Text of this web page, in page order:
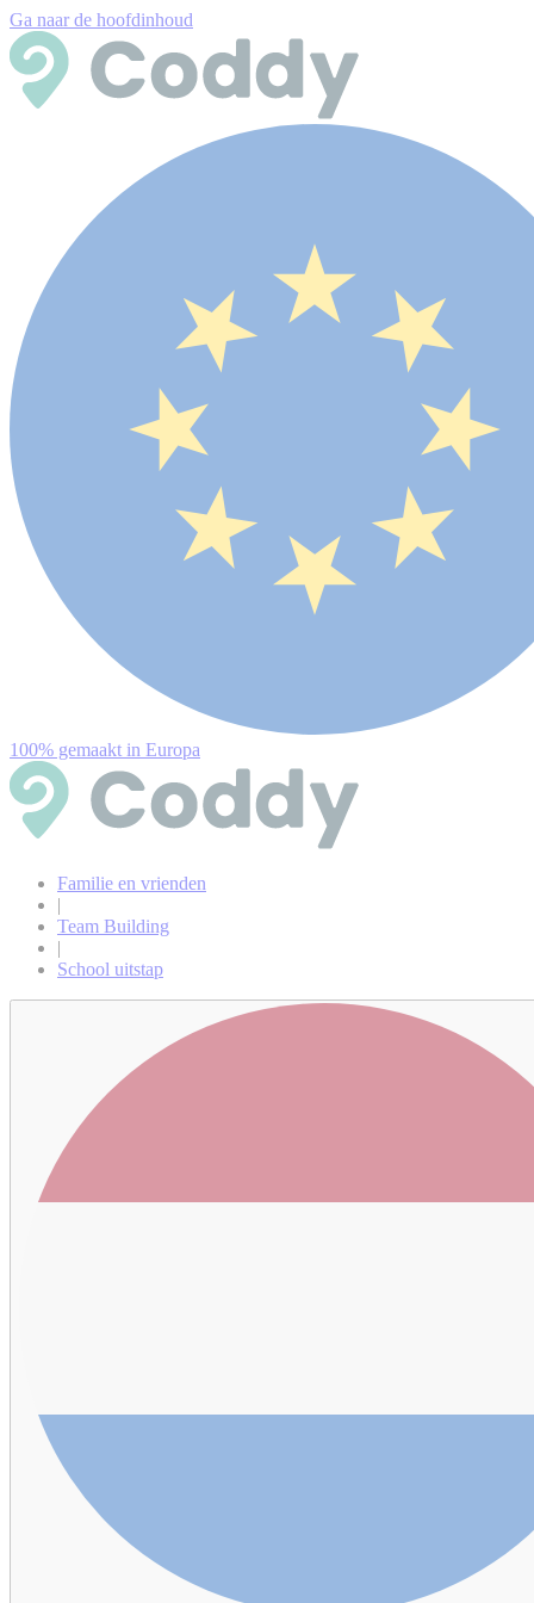
Ga naar de hoofdinhoud
100% gemaakt in Europa
Familie en vrienden
|
Team Building
|
School uitstap